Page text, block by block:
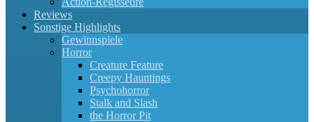
Reviews
Sonstige Highlights
Gewinnspiele
Horror
Creature Feature
Creepy Hauntings
Psychohorror
Stalk and Slash
the Horror Pit